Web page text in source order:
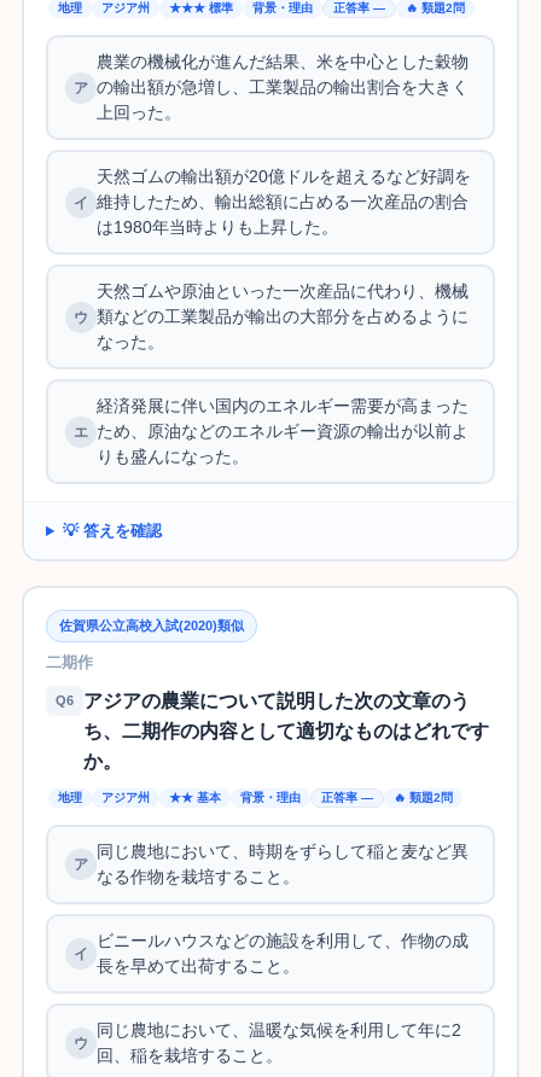
地理 アジア州 ★★★ 標準 背景・理由 正答率 — 🔥 類題2問
農業の機械化が進んだ結果、米を中心とした穀物
の輸出額が急増し、工業製品の輸出割合を大きく
上回った。
天然ゴムの輸出額が20億ドルを超えるなど好調を
維持したため、輸出総額に占める一次産品の割合
は1980年当時よりも上昇した。
天然ゴムや原油といった一次産品に代わり、機械
類などの工業製品が輸出の大部分を占めるように
なった。
経済発展に伴い国内のエネルギー需要が高まった
ため、原油などのエネルギー資源の輸出が以前よ
りも盛んになった。
💡 答えを確認
佐賀県公立高校入試(2020)類似
二期作
Q6
アジアの農業について説明した次の文章のう
ち、二期作の内容として適切なものはどれです
か。
地理 アジア州 ★★ 基本 背景・理由 正答率 — 🔥 類題2問
同じ農地において、時期をずらして稲と麦など異
なる作物を栽培すること。
ビニールハウスなどの施設を利用して、作物の成
長を早めて出荷すること。
同じ農地において、温暖な気候を利用して年に2
回、稲を栽培すること。